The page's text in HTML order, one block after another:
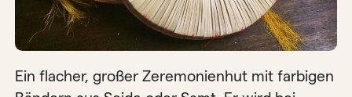
Ein flacher, großer Zeremonienhut mit farbigen